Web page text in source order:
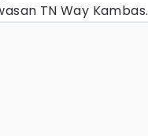
TN Way Kambas.